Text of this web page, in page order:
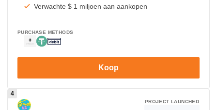
Verwachte $ 1 miljoen aan aankopen
PURCHASE METHODS
Koop
PROJECT LAUNCHED